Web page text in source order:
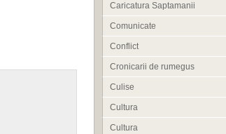
Caricatura Saptamanii
Comunicate
Conflict
Cronicarii de rumegus
Culise
Cultura
Cultura